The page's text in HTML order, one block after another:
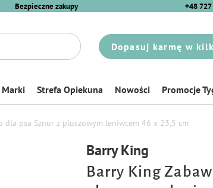
Bezpieczne zakupy +48
Dopasuj karmę w
Marki Strefa Opiekuna Nowości Promocje
dla psa Sznur z pluszowym leniwcem 46 x 23,5 cm
Barry King
Barry King